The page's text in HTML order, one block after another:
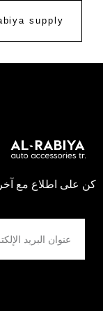
supply?
كن على اطلاع مع آخر